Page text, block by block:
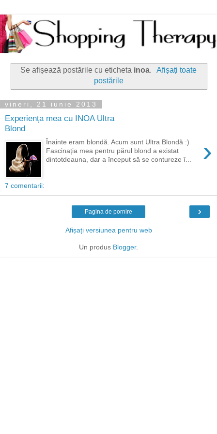
Se afișează postările cu eticheta inoa.
Afișați toate
postările
vineri, 21 iunie 2013
Experiența mea cu INOA Ultra
Blond
›
Înainte eram blondă. Acum sunt Ultra Blondă :)
Fascinația mea pentru părul blond a existat
dintotdeauna, dar a început să se contureze î...
7 comentarii:
›
Pagina de pornire
Afișați versiunea pentru web
Un produs Blogger.